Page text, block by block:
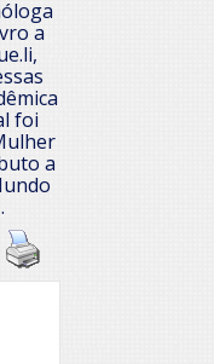
a
foi
a